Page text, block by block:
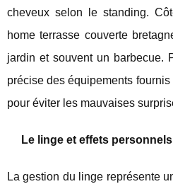
cheveux selon le standing.
home terrasse couverte
jardin et souvent un barbecue.
précise des équipements
pour éviter les mauvaises
Le linge et effets
La gestion du linge représente